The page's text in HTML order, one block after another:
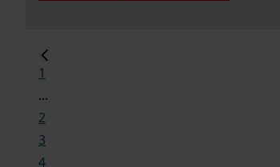
1
...
2
3
4